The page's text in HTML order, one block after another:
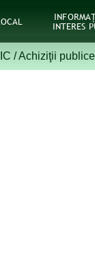
INTERES
/Achiziţii publice